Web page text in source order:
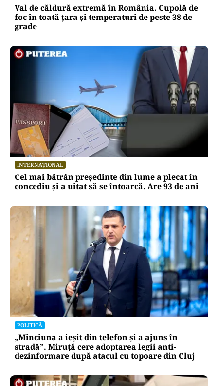
Val de căldură extremă în România. Cupolă de
foc în toată țara și temperaturi de peste 38 de
grade
INTERNAȚIONAL
Cel mai bătrân președinte din lume a plecat în
concediu și a uitat să se întoarcă. Are 93 de ani
POLITICĂ
„Minciuna a ieșit din telefon și a ajuns în
stradă”. Miruță cere adoptarea legii anti-
dezinformare după atacul cu topoare din Cluj